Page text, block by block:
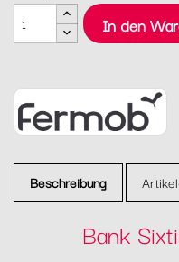
In den
Beschreibung
Bank